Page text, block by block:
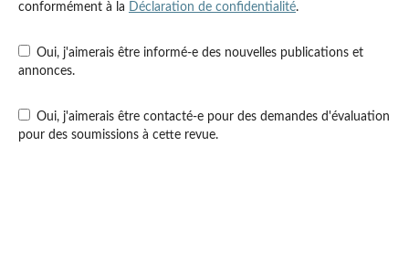
conformément à la Déclaration de confidentialité.
Oui, j'aimerais être informé-e des nouvelles publications et
annonces.
Oui, j'aimerais être contacté-e pour des demandes d'évaluation
pour des soumissions à cette revue.